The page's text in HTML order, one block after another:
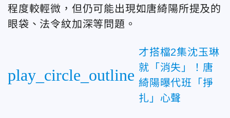
程度較輕微，但仍可能出現如唐綺陽所提及的
眼袋、法令紋加深等問題。
play_circle_outline
才搭檔2集沈玉琳
就「消失」！唐
綺陽曝代班「掙
扎」心聲